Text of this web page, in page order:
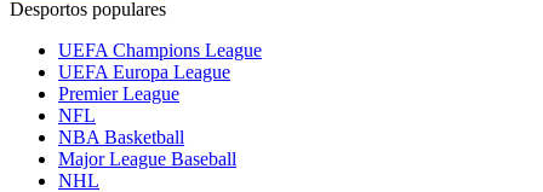
Desportos populares
UEFA Champions League
UEFA Europa League
Premier League
NFL
NBA Basketball
Major League Baseball
NHL